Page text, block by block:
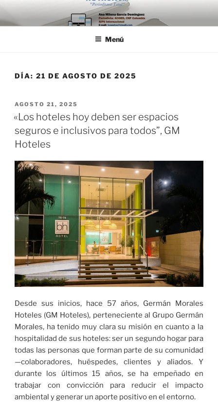
Saltar
al
contenido
Menú
DÍA: 21 DE AGOSTO DE 2025
PUBLICADO
EL
AGOSTO 21, 2025
«Los hoteles hoy deben ser espacios
seguros e inclusivos para todos”, GM
Hoteles
Desde sus inicios, hace 57 años, Germán Morales
Hoteles (GM Hoteles), perteneciente al Grupo Germán
Morales, ha tenido muy clara su misión en cuanto a la
hospitalidad de sus hoteles: ser un segundo hogar para
todas las personas que forman parte de su comunidad
—colaboradores, huéspedes, clientes y aliados. Y
durante los últimos 15 años, se ha empeñado en
trabajar con convicción para reducir el impacto
ambiental y generar un aporte positivo en el entorno.